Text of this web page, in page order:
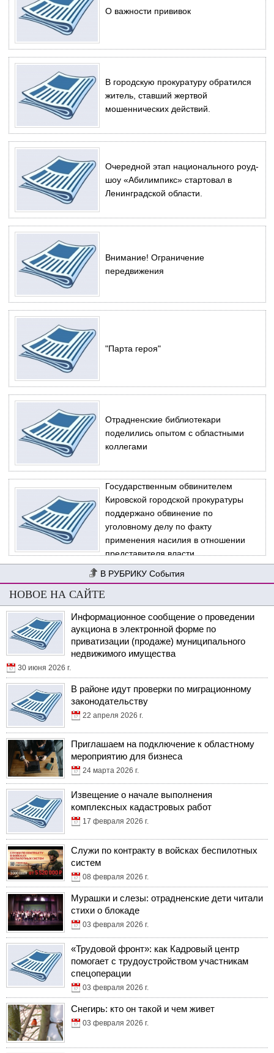
О важности прививок
В городскую прокуратуру обратился
житель, ставший жертвой
мошеннических действий.
Очередной этап национального роуд-
шоу «Абилимпикс» стартовал в
Ленинградской области.
Внимание! Ограничение
передвижения
"Парта героя"
Отрадненские библиотекари
поделились опытом с областными
коллегами
Государственным обвинителем
Кировской городской прокуратуры
поддержано обвинение по
уголовному делу по факту
применения насилия в отношении
представителя власти.
События
НОВОЕ НА САЙТЕ
Информационное сообщение о проведении
аукциона в электронной форме по
приватизации (продаже) муниципального
недвижимого имущества
30 июня 2026 г.
В районе идут проверки по миграционному
законодательству
22 апреля 2026 г.
Приглашаем на подключение к областному
мероприятию для бизнеса
24 марта 2026 г.
Извещение о начале выполнения
комплексных кадастровых работ
17 февраля 2026 г.
Служи по контракту в войсках беспилотных
систем
08 февраля 2026 г.
Мурашки и слезы: отрадненские дети читали
стихи о блокаде
03 февраля 2026 г.
«Трудовой фронт»: как Кадровый центр
помогает с трудоустройством участникам
спецоперации
03 февраля 2026 г.
Снегирь: кто он такой и чем живет
03 февраля 2026 г.